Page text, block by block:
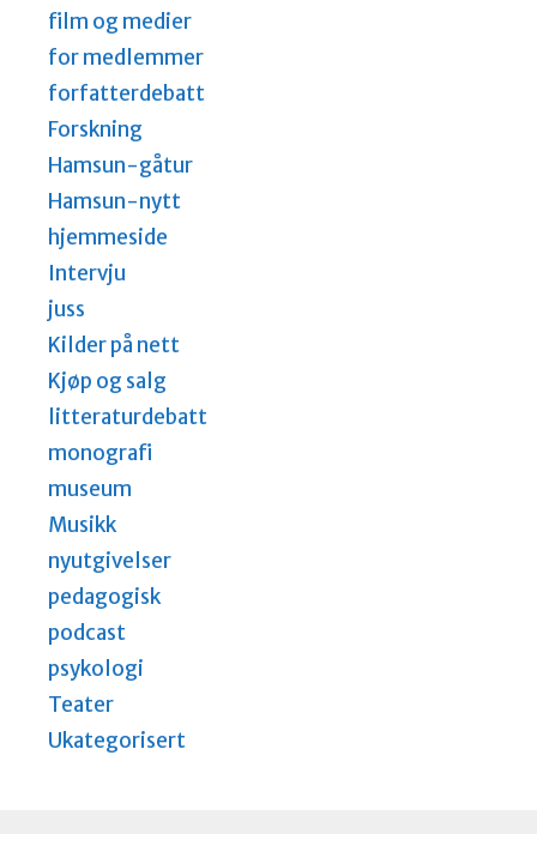
film og medier
for medlemmer
forfatterdebatt
Forskning
Hamsun-gåtur
Hamsun-nytt
hjemmeside
Intervju
juss
Kilder på nett
Kjøp og salg
litteraturdebatt
monografi
museum
Musikk
nyutgivelser
pedagogisk
podcast
psykologi
Teater
Ukategorisert